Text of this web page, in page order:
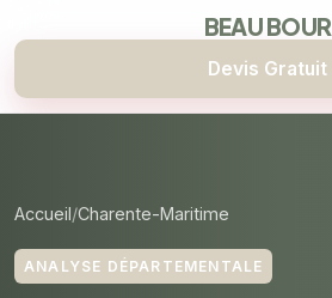
BEAU BOUR
Devis Gratuit
Accueil Charente-Maritime
ANALYSE DÉPARTEMENTALE